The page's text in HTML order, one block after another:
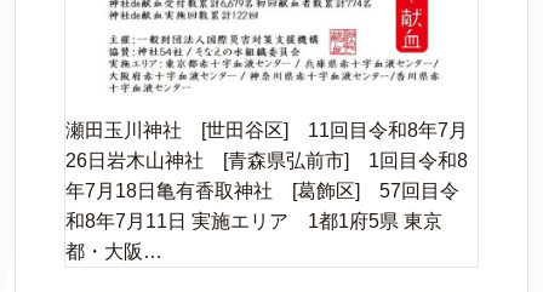
瀬田玉川神社 [世田谷区] 11回目令和8年7月
26日岩木山神社 [青森県弘前市] 1回目令和8
年7月18日亀有香取神社 [葛飾区] 57回目令
和8年7月11日 実施エリア 1都1府5県 東京
都・大阪…